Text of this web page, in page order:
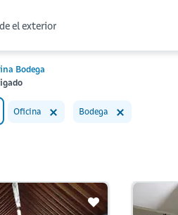
el exterior
Bodega
Oficina Bodega